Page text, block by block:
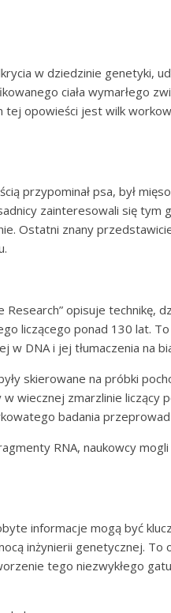
w dziedzinie genetyki,
ciała wymarłego
tej opowieści jest wilk
przypominał psa, był
zainteresowali się tym
Ostatni znany
opisuje technikę,
liczącego ponad 130 lat.
DNA i jej tłumaczenia na
skierowane na próbki
wiecznej zmarzlinie liczący
badania
RNA, naukowcy
informacje mogą być
inżynierii genetycznej.
tego niezwykłego